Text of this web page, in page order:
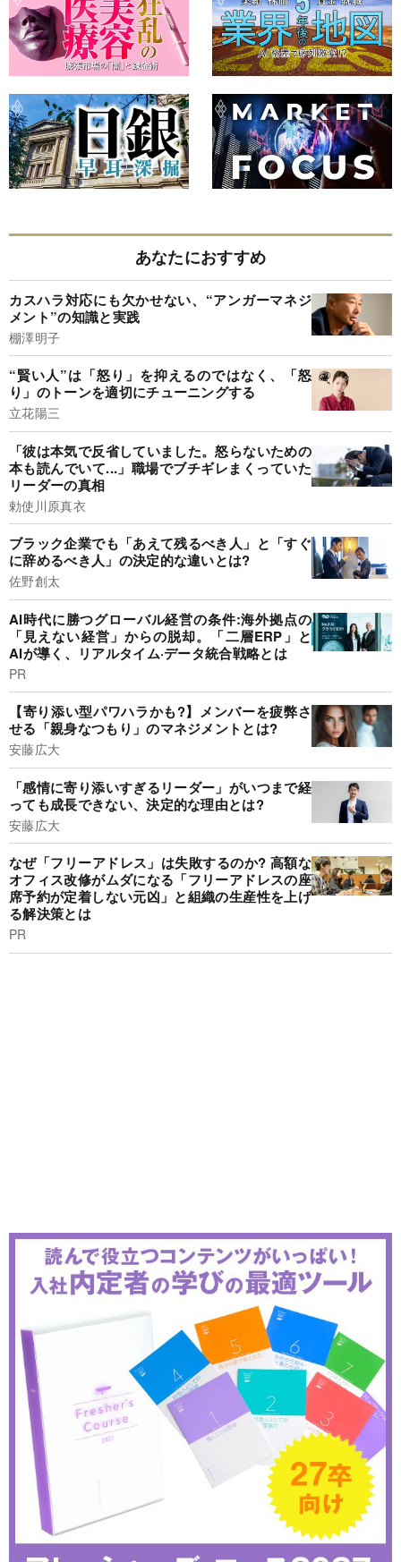
あなたにおすすめ
カスハラ対応にも欠かせない、“アンガーマネジ
メント”の知識と実践
棚澤明子
“賢い人”は「怒り」を抑えるのではなく、「怒
り」のトーンを適切にチューニングする
立花陽三
「彼は本気で反省していました。怒らないための
本も読んでいて...」職場でブチギレまくっていた
リーダーの真相
勅使川原真衣
ブラック企業でも「あえて残るべき人」と「すぐ
に辞めるべき人」の決定的な違いとは?
佐野創太
AI時代に勝つグローバル経営の条件:海外拠点の
「見えない経営」からの脱却。「二層ERP」と
AIが導く、リアルタイム·データ統合戦略とは
PR
【寄り添い型パワハラかも?】メンバーを疲弊さ
せる「親身なつもり」のマネジメントとは?
安藤広大
「感情に寄り添いすぎるリーダー」がいつまで経
っても成長できない、決定的な理由とは?
安藤広大
なぜ「フリーアドレス」は失敗するのか? 高額な
オフィス改修がムダになる「フリーアドレスの座
席予約が定着しない元凶」と組織の生産性を上げ
る解決策とは
PR